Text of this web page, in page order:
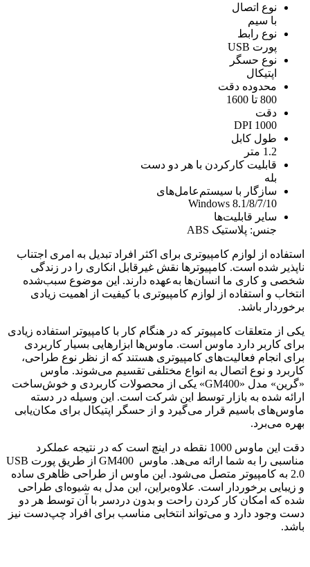
نوع اتصال
با سیم
نوع رابط
پورت USB
نوع حسگر
اپتیکال
محدوده دقت
800 تا 1600
دقت
1000 DPI
طول کابل
1.2 متر
قابلیت کارکردن با هر دو دست
بله
سازگار با سیستم‌عامل‌های
Windows 8.1/8/7/10
سایر قابلیت‌ها
جنس: پلاستیک ABS
استفاده از لوازم کامپیوتری برای اکثر افراد تبدیل به امری اجتناب
ناپذیر شده است. کامپیوترها نقش غیرقابل انکاری را در زندگی
شخصی و کاری ما انسان‌ها به‌عهده دارند. این موضوع سبب‌شده
انتخاب و استفاده از لوازم کامپیوتری با کیفیت از اهمیت زیادی
برخوردار باشد.
یکی از متعلقات کامپیوتر که در هنگام کار با کامپیوتر استفاده زیادی
برای کاربر دارد ماوس است. ماوس‌ها ابزارهایی بسیار کاربردی
برای انجام فعالیت‌های کامپیوتری هستند که از نظر نوع طراحی،
کاربرد و نوع اتصال به انواع مختلفی تقسیم می‌شوند. ماوس
«گرین» مدل «GM400» یکی از محصولات کاربردی و خوش‌ساخت
ارائه شده به بازار توسط این شرکت است. این وسیله در دسته
ماوس‌های باسیم قرار می‌گیرد و از حسگر اپتیکال برای مکان‌یابی
بهره می‌برد.
دقت این ماوس 1000 نقطه در اینچ است که در نتیجه عملکرد
مناسبی را به شما ارائه می‌هد. ماوس GM400 از طریق پورت USB
2.0 به کامپیوتر متصل می‌شود. این ماوس از طراحی ظاهری ساده
و زیبایی برخوردار است. علاوه‌براین، این مدل به شیوه‌ای طراحی
شده که امکان کار کردن راحت و بدون دردسر با آن توسط هر دو
دست وجود دارد و می‌تواند انتخابی مناسب برای افراد چپ‌دست نیز
باشد.